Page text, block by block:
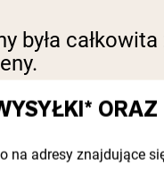
była
ORAZ
na adresy znajdujące